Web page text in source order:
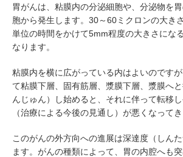
胃がんは、粘膜内の分泌細胞や、分泌物を
胞から発生します。30～60ミクロンの大き
単位の時間をかけて5mm程度の大きさにな
なります。
粘膜内を横に広がっている内はよいのです
て粘膜下層、固有筋層、漿膜下層、漿膜へ
んじゅん）し始めると、それに伴って転移
（治療による今後の見通し）が悪くなってき
このがんの外方向への進展は深達度（しん
ます。がんの種類によって、胃の内腔へも